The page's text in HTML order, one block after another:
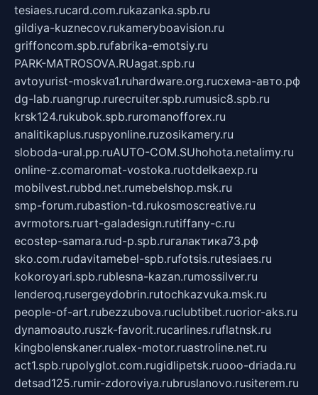
tesiaes.rucard.com.rukazanka.spb.ru
gildiya-kuznecov.rukameryboavision.ru
griffoncom.spb.rufabrika-emotsiy.ru
PARK-MATROSOVA.RUagat.spb.ru
avtoyurist-moskva1.ruhardware.org.ruсхема-авто.рф
dg-lab.ruangrup.rurecruiter.spb.rumusic8.spb.ru
krsk124.rukubok.spb.ruromanofforex.ru
analitikaplus.ruspyonline.ruzosikamery.ru
sloboda-ural.pp.ruAUTO-COM.SUhohota.netalimy.ru
online-z.comaromat-vostoka.ruotdelkaexp.ru
mobilvest.rubbd.net.rumebelshop.msk.ru
smp-forum.rubastion-td.rukosmoscreative.ru
avrmotors.ruart-galadesign.rutiffany-c.ru
ecostep-samara.rud-p.spb.ruгалактика73.рф
sko.com.rudavitamebel-spb.rufotsis.rutesiaes.ru
kokoroyari.spb.rublesna-kazan.rumossilver.ru
lenderoq.rusergeydobrin.rutochkazvuka.msk.ru
people-of-art.rubezzubova.ruclubtibet.ruorior-aks.ru
dynamoauto.ruszk-favorit.rucarlines.ruflatnsk.ru
kingbolenskaner.rualex-motor.ruastroline.net.ru
act1.spb.rupolyglot.com.rugidlipetsk.ruooo-driada.ru
detsad125.rumir-zdoroviya.rubruslanovo.rusiterem.ru